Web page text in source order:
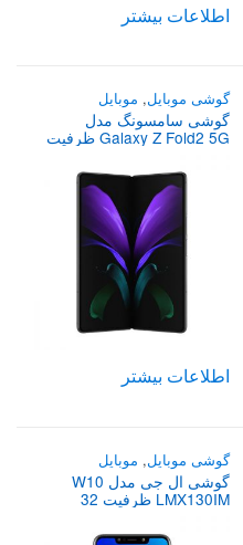
اطلاعات بیشتر
گوشی موبایل, موبایل
گوشی سامسونگ مدل
Galaxy Z Fold2 5G ظرفیت
اطلاعات بیشتر
گوشی موبایل, موبایل
گوشی ال جی مدل W10
LMX130IM ظرفیت 32
فقط به صورت آنلاین )